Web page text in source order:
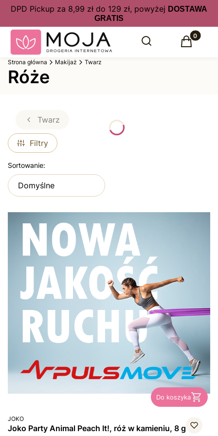
DPD Pickup za 8,99 zł do 129 zł, powyżej DOSTAWA
GRATIS
Otwórz wyszukiwarkę
Szukaj Produkty
Koszyk
Strona główna Makijaż Twarz
Róże
Twarz
Filtry
Lista produktów
Sortowanie:
Domyślne
Do koszyka
PRODUCENT
JOKO
Joko Party Animal Peach It!, róż w kamieniu, 8 g